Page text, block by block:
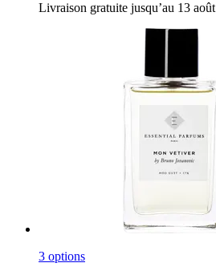
Livraison gratuite jusqu’au 13 août
3 options